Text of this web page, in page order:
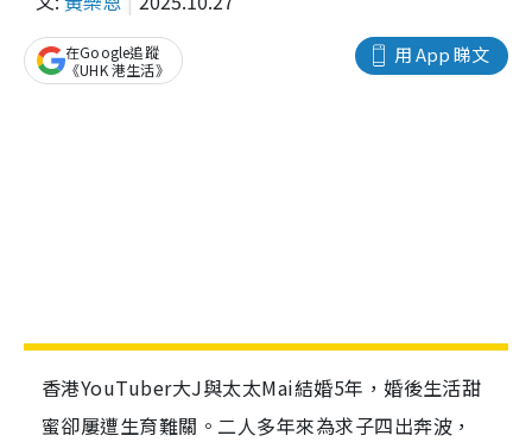
用 App 睇文
在Google追蹤
《UHK 港生活》
香港YouTuber大J與太太Mai結婚5年，婚後生活甜
蜜卻屢遭生育難關。二人多年來為求子四出奔波，